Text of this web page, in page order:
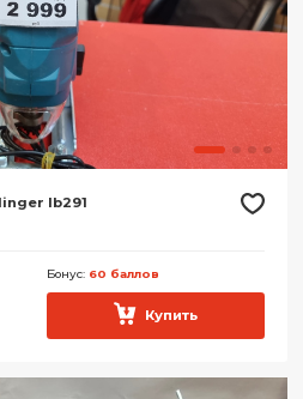
lb291
Бонус: 60 баллов
Купить